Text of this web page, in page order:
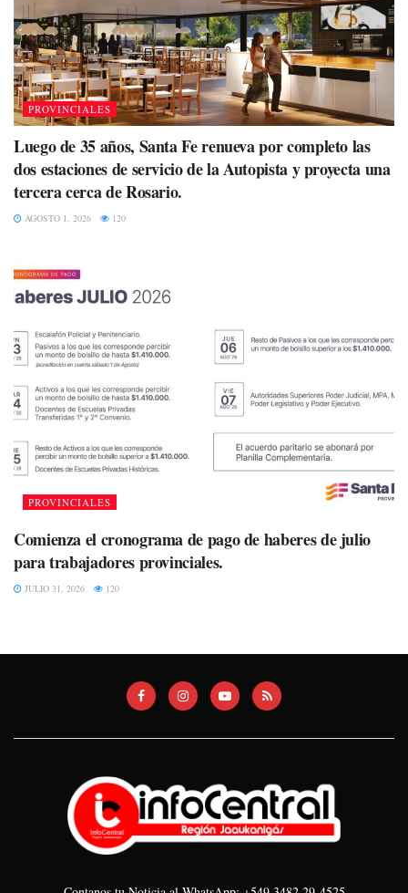
PROVINCIALES
Luego de 35 años, Santa Fe renueva por completo las
dos estaciones de servicio de la Autopista y proyecta una
tercera cerca de Rosario.
AGOSTO 1, 2026 120
PROVINCIALES
Comienza el cronograma de pago de haberes de julio
para trabajadores provinciales.
JULIO 31, 2026 120